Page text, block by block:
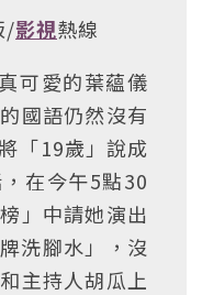
/影視熱線
可愛的葉蘊儀
國語仍然沒有
「19歲」說成
在今午5點30
」中請她演出
洗腳水」，沒
主持人胡瓜上